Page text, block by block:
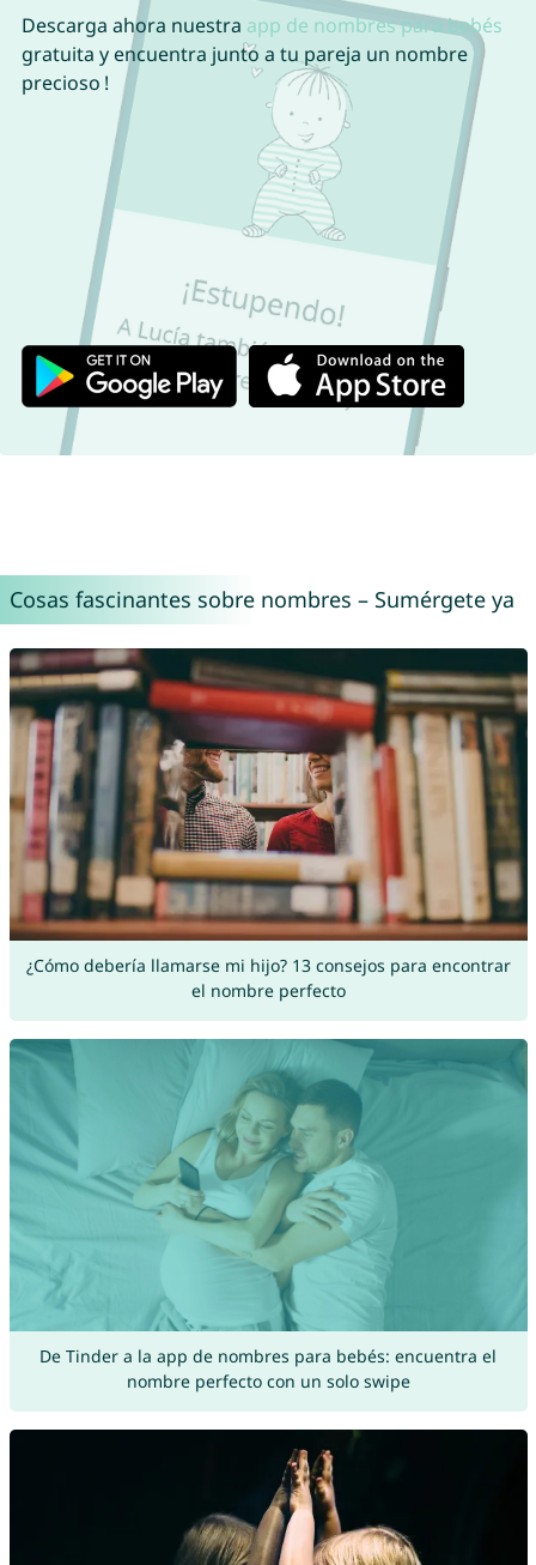
Descarga ahora nuestra app de nombres para bebés
gratuita y encuentra junto a tu pareja un nombre
precioso !
Cosas fascinantes sobre nombres – Sumérgete ya
¿Cómo debería llamarse mi hijo? 13 consejos para encontrar
el nombre perfecto
De Tinder a la app de nombres para bebés: encuentra el
nombre perfecto con un solo swipe